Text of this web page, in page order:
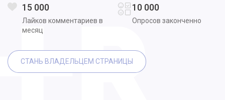
15 000
Лайков комментариев в
месяц
10 000
Опросов законченно
СТАНЬ ВЛАДЕЛЬЦЕМ СТРАНИЦЫ